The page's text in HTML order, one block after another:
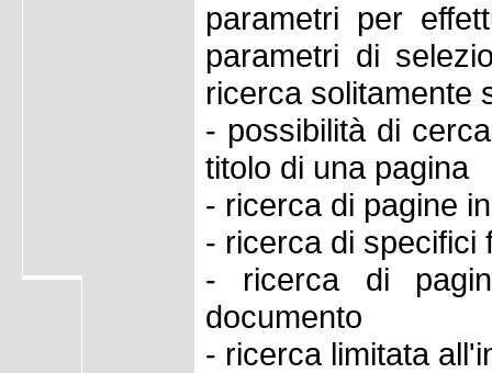
parametri per
parametri di
ricerca solitamente
- possibilità di
titolo di una pagina
- ricerca di pagine
- ricerca di specifici
- ricerca di
documento
- ricerca limitata